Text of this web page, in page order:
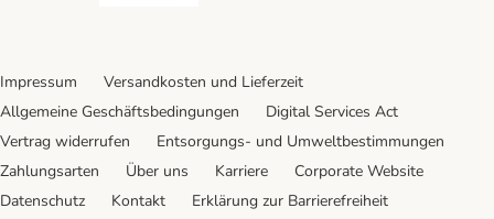
Impressum
Versandkosten und Lieferzeit
Allgemeine Geschäftsbedingungen
Digital Services Act
Vertrag widerrufen
Entsorgungs- und Umweltbestimmungen
Zahlungsarten
Über uns Karriere
Corporate Website
Datenschutz
Kontakt Erklärung zur Barrierefreiheit